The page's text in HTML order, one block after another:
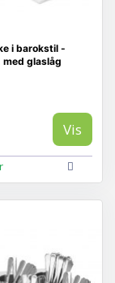
i barokstil -
med glaslåg
Vis